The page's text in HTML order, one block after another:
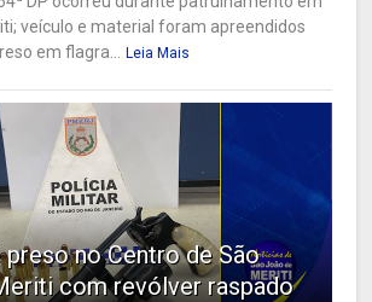
veículo e material foram apreendidos
em flagra... Leia Mais
no Centro de São
com revólver raspado